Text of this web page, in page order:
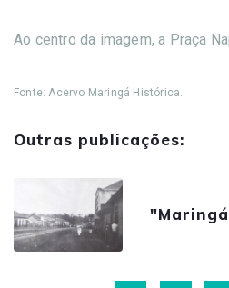
Ao centro da imagem, a Praça
Fonte: Acervo Maringá Histórica.
Outras publicações: